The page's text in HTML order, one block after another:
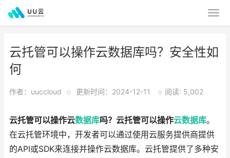
云托管可以操作云数据库吗？安全性如
何
作者：uuccloud o 更新时间：2024-12-11 o 阅读: 5,002
云托管可以操作云数据库吗？云托管可以操作云数据库。
在云托管环境中，开发者可以通过使用云服务提供商提供
的API或SDK来连接并操作云数据库。云托管提供了多种安